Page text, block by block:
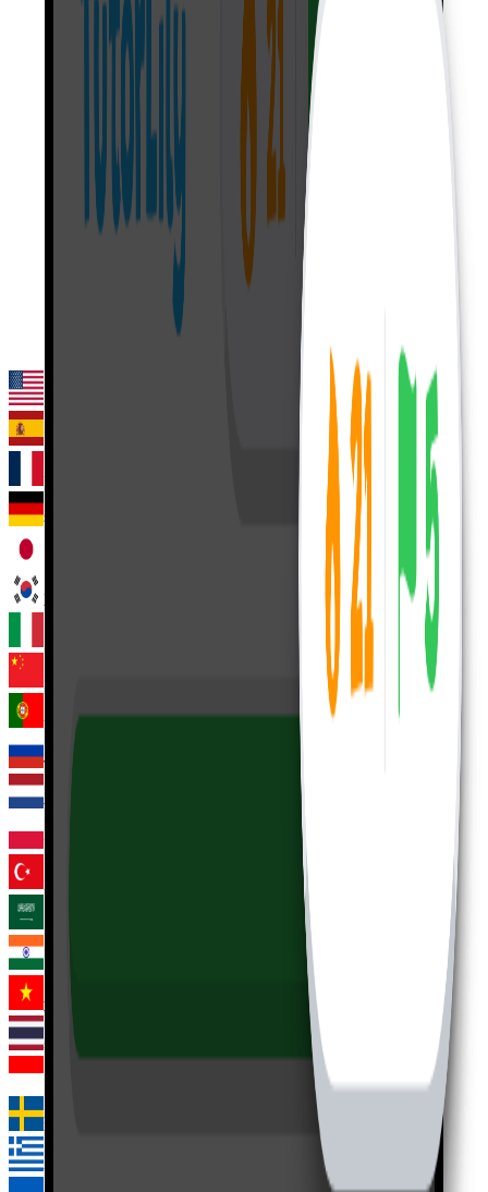
法语
德语
韩语
葡萄牙语
俄语
荷兰语
波兰语
越南语
泰语
瑞典语
希腊语